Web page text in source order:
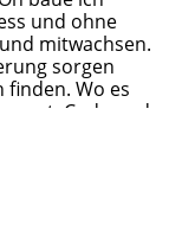
und ohne
mitwachsen.
sorgen
finden. Wo es
Code und